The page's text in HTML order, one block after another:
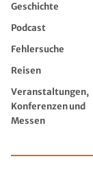
Geschichte
Podcast
Fehlersuche
Reisen
Veranstaltungen,
Konferenzen und
Messen